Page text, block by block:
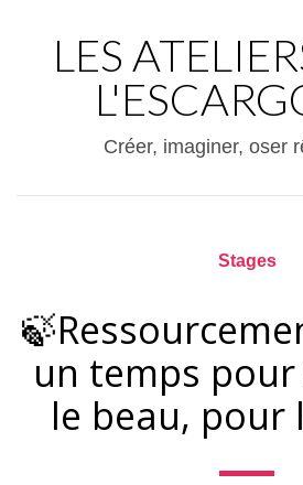
LES
Créer, imaginer, oser
Stages
un temps
le beau, pour